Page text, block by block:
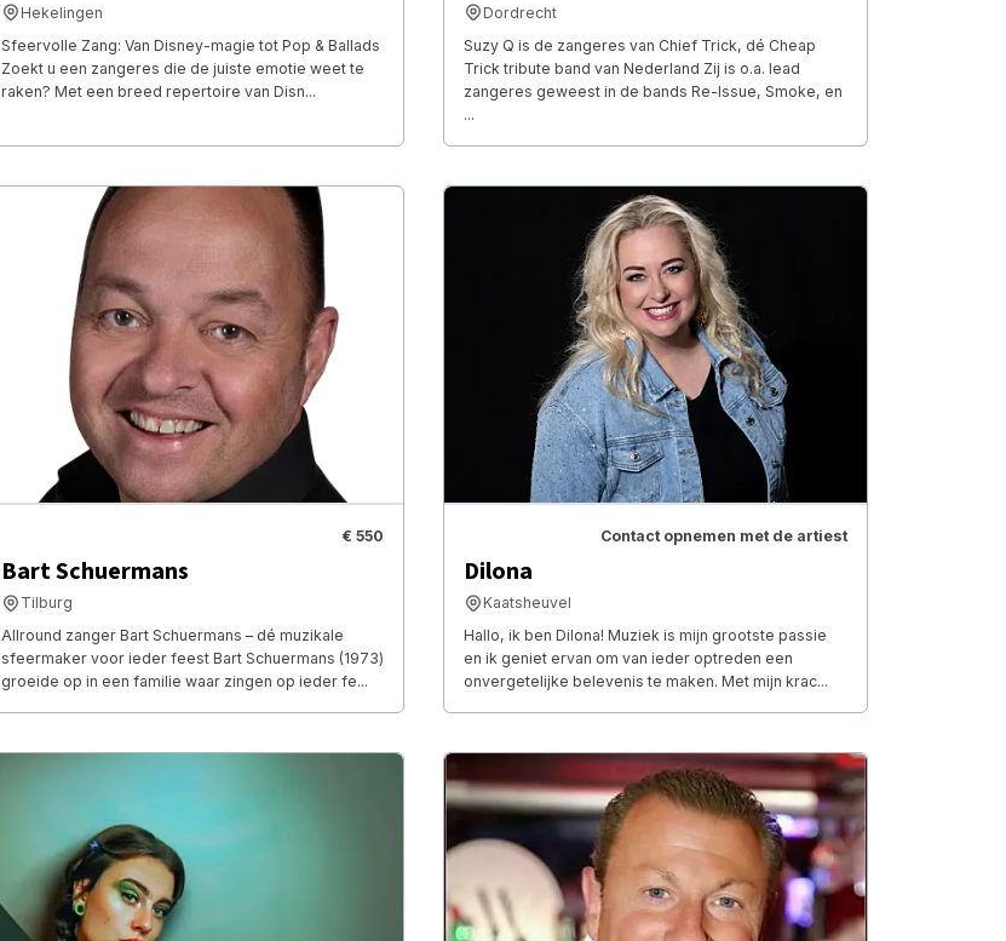
Hekelingen
​Sfeervolle Zang: Van Disney-magie tot Pop & Ballads ​
Zoekt u een zangeres die de juiste emotie weet te
raken? Met een breed repertoire van Disn...
Dordrecht
Suzy Q is de zangeres van Chief Trick, dé Cheap
Trick tribute band van Nederland Zij is o.a. lead
zangeres geweest in de bands Re-Issue, Smoke, en
...
€ 550
Bart Schuermans
Tilburg
Allround zanger Bart Schuermans – dé muzikale
sfeermaker voor ieder feest Bart Schuermans (1973)
groeide op in een familie waar zingen op ieder fe...
Contact opnemen met de artiest
Dilona
Kaatsheuvel
Hallo, ik ben Dilona! Muziek is mijn grootste passie
en ik geniet ervan om van ieder optreden een
onvergetelijke belevenis te maken. Met mijn krac...